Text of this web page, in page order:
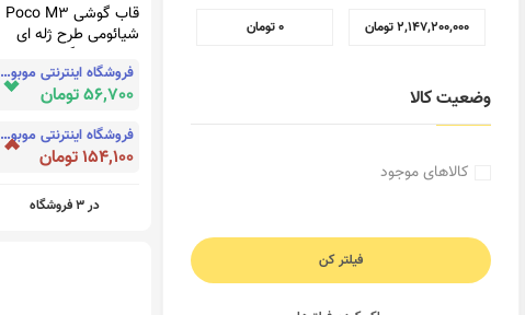
0 تومان 2,147,200,000 تومان
وضعیت کالا
کالاهای موجود
فیلتر کن
قاب گوشی Poco M3
شیائومی طرح ژله ای
مای کیس گلد لاین دور
طلایی محافظ لنز دار
سفید کد 373
فروشگاه اینترنتی موبوفان
56,700 تومان
فروشگاه اینترنتی موبوفان
154,100 تومان
در 3 فروشگاه